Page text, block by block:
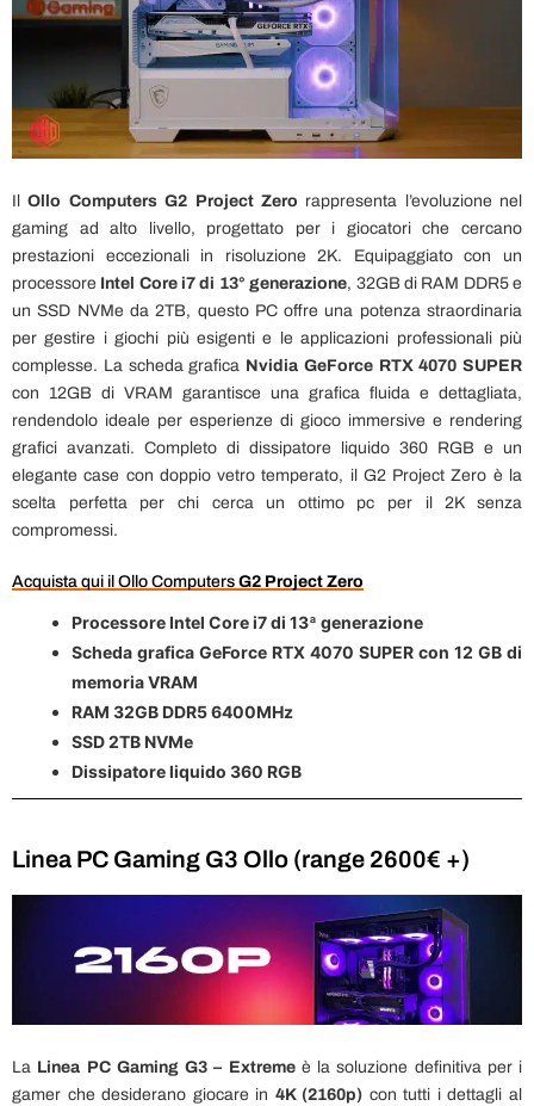
IlOllo Computers G2 Project Zero rappresenta l’evoluzione nel
gaming ad alto livello, progettato per i giocatori che cercano
prestazioni eccezionali in risoluzione 2K. Equipaggiato con un
processore Intel Core i7 di 13° generazione, 32GB di RAM DDR5 e
un SSD NVMe da 2TB, questo PC offre una potenza straordinaria
per gestire i giochi più esigenti e le applicazioni professionali più
complesse. La scheda grafica Nvidia GeForce RTX 4070 SUPER
con 12GB di VRAM garantisce una grafica fluida e dettagliata,
rendendolo ideale per esperienze di gioco immersive e rendering
grafici avanzati. Completo di dissipatore liquido 360 RGB e un
elegante case con doppio vetro temperato, il G2 Project Zero è la
scelta perfetta per chi cerca un ottimo pc per il 2K senza
compromessi.
Acquista qui il Ollo Computers G2 Project Zero
Processore Intel Core i7 di 13ª generazione
Scheda grafica GeForce RTX 4070 SUPER con 12 GB di
memoria VRAM
RAM 32GB DDR5 6400MHz
SSD 2TB NVMe
Dissipatore liquido 360 RGB
Linea PC Gaming G3 Ollo (range 2600€ +)
La Linea PC Gaming G3 – Extremeè la soluzione definitiva per i
gamer che desiderano giocare in 4K (2160p) con tutti i dettagli al